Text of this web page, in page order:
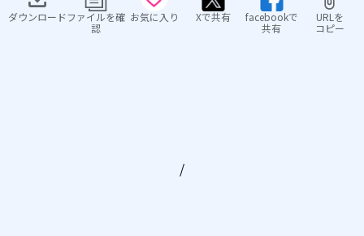
ダウンロードファイルを確
認
お気に入り Xで共有
facebookで
共有
URLを
コピー
/